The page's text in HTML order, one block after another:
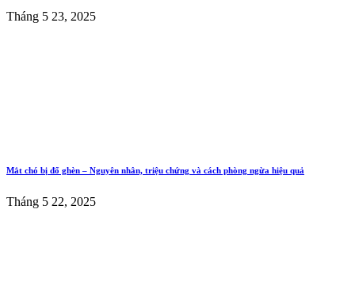
Tháng 5 23, 2025
Mắt chó bị đổ ghèn – Nguyên nhân, triệu chứng và cách phòng ngừa hiệu quả
Tháng 5 22, 2025